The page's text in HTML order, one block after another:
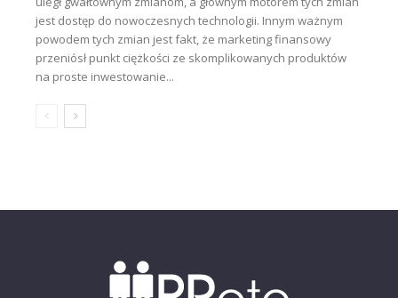
jest dostęp do nowoczesnych technologii. Innym ważnym
powodem tych zmian jest fakt, że marketing finansowy
przeniósł punkt ciężkości ze skomplikowanych produktów
na proste inwestowanie...